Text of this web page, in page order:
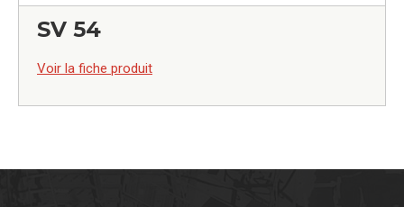
SV 54
Voir la fiche produit